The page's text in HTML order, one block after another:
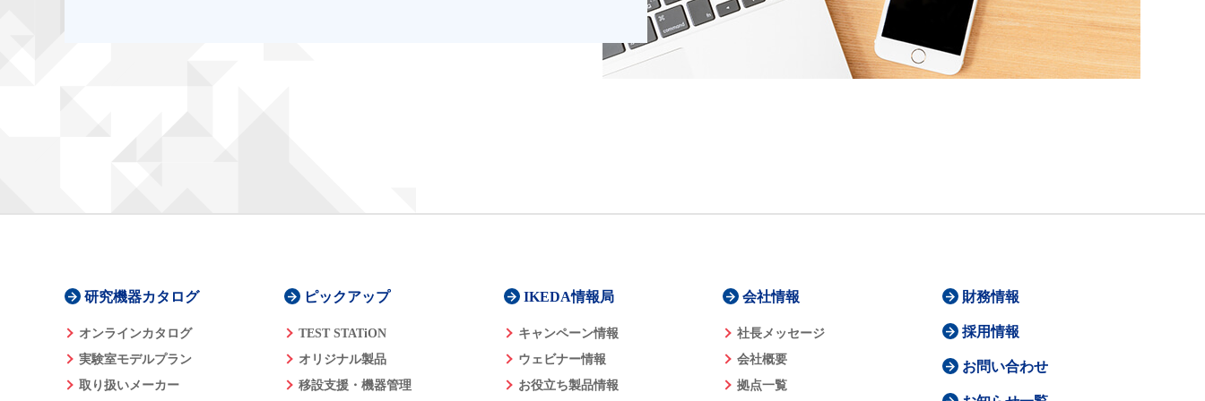
研究機器カタログ
オンラインカタログ
実験室モデルプラン
取り扱いメーカー
ピックアップ
TEST STATiON
オリジナル製品
移設支援・機器管理
IKEDA情報局
キャンペーン情報
ウェビナー情報
お役立ち製品情報
会社情報
社長メッセージ
会社概要
拠点一覧
財務情報
採用情報
お問い合わせ